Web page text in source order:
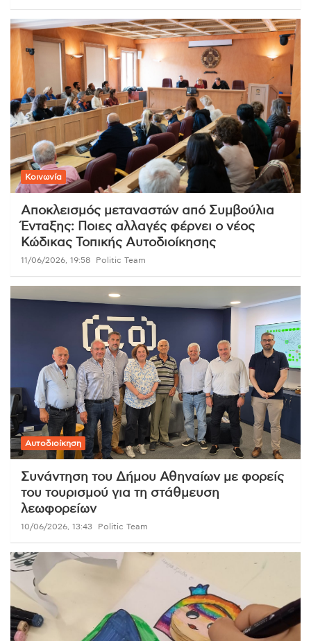
Κοινωνία
Αποκλεισμός μεταναστών από Συμβούλια
Ένταξης: Ποιες αλλαγές φέρνει ο νέος
Κώδικας Τοπικής Αυτοδιοίκησης
11/06/2026, 19:58 Politic Team
Αυτοδιοίκηση
Συνάντηση του Δήμου Αθηναίων με φορείς
του τουρισμού για τη στάθμευση
λεωφορείων
10/06/2026, 13:43 Politic Team